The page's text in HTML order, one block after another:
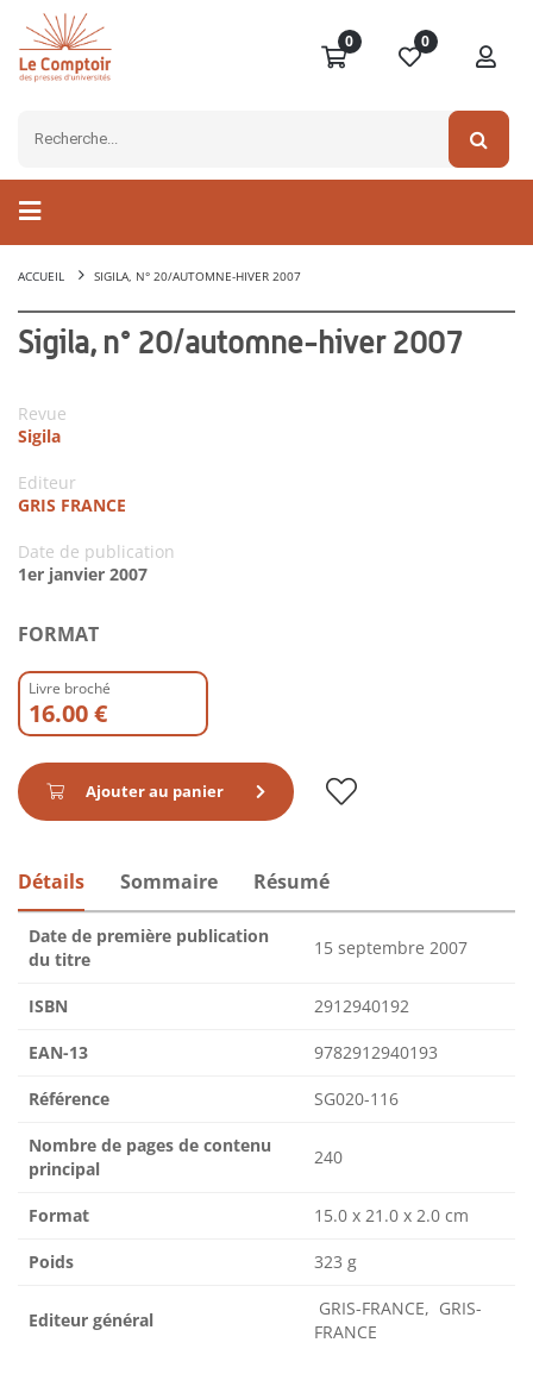
0 0
ACCUEIL SIGILA, N° 20/AUTOMNE-HIVER 2007
Sigila, n° 20/automne-hiver 2007
Revue
Sigila
Editeur
GRIS FRANCE
Date de publication
1er janvier 2007
FORMAT
Livre broché
16.00 €
Ajouter au panier
Détails Sommaire Résumé
Date de première publication
du titre
15 septembre 2007
ISBN 2912940192
EAN-13 9782912940193
Référence SG020-116
Nombre de pages de contenu
principal
240
Format 15.0 x 21.0 x 2.0 cm
Poids 323 g
Editeur général
GRIS-FRANCE, GRIS-
FRANCE